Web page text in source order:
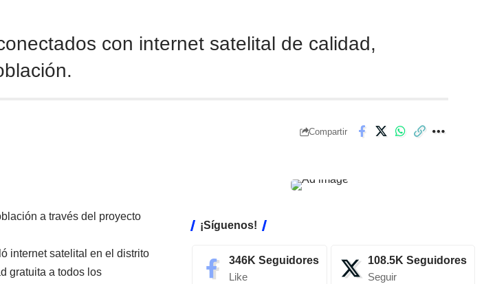
con internet satelital de calidad,
Compartir
a través del proyecto
internet satelital en el distrito
gratuita a todos los
¡Síguenos!
346K Seguidores
Like
108.5K Seguidores
Seguir